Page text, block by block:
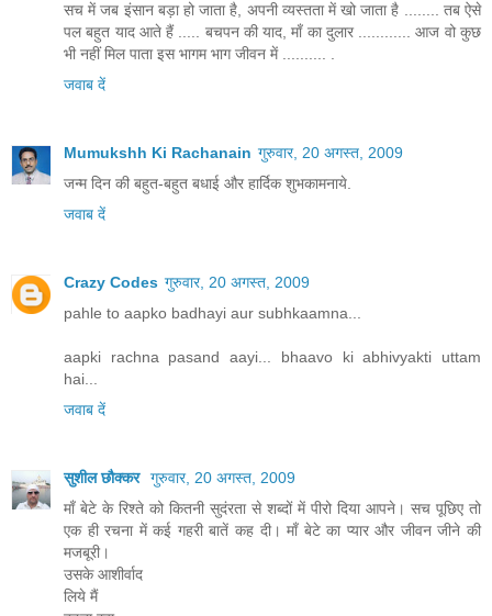
सच में जब इंसान बड़ा हो जाता है, अपनी व्यस्तता में खो जाता है ........ तब ऐसे
पल बहुत याद आते हैं ..... बचपन की याद, माँ का दुलार ............ आज वो कुछ
भी नहीं मिल पाता इस भागम भाग जीवन में .......... .
जवाब दें
Mumukshh Ki Rachanain गुरुवार, 20 अगस्त, 2009
जन्म दिन की बहुत-बहुत बधाई और हार्दिक शुभकामनाये.
जवाब दें
Crazy Codes गुरुवार, 20 अगस्त, 2009
pahle to aapko badhayi aur subhkaamna...
aapki rachna pasand aayi... bhaavo ki abhivyakti uttam
hai...
जवाब दें
सुशील छौक्कर गुरुवार, 20 अगस्त, 2009
माँ बेटे के रिश्ते को कितनी सुदंरता से शब्दों में पीरो दिया आपने। सच पूछिए तो
एक ही रचना में कई गहरी बातें कह दी। माँ बेटे का प्यार और जीवन जीने की
मजबूरी।
उसके आशीर्वाद
लिये मैं